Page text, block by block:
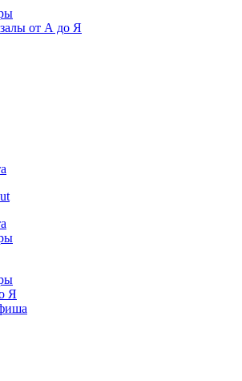
от А до Я
Я